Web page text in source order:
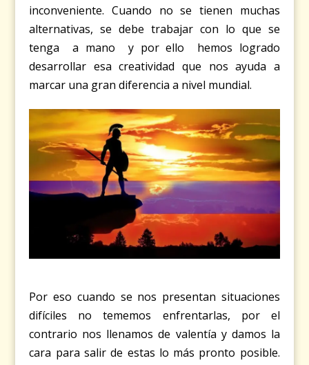
inconveniente. Cuando no se tienen muchas
alternativas, se debe trabajar con lo que se
tenga a mano y por ello hemos logrado
desarrollar esa creatividad que nos ayuda a
marcar una gran diferencia a nivel mundial.
Por eso cuando se nos presentan situaciones
difíciles no tememos enfrentarlas, por el
contrario nos llenamos de valentía y damos la
cara para salir de estas lo más pronto posible.